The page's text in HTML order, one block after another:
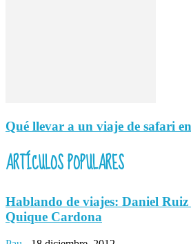
Qué llevar a un viaje de safari
ARTÍCULOS POPULARES
Hablando de viajes: Daniel
Quique Cardona